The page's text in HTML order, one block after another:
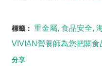
標籤： 重金屬 食品安全
VIVIAN營養師為您把關食
分享